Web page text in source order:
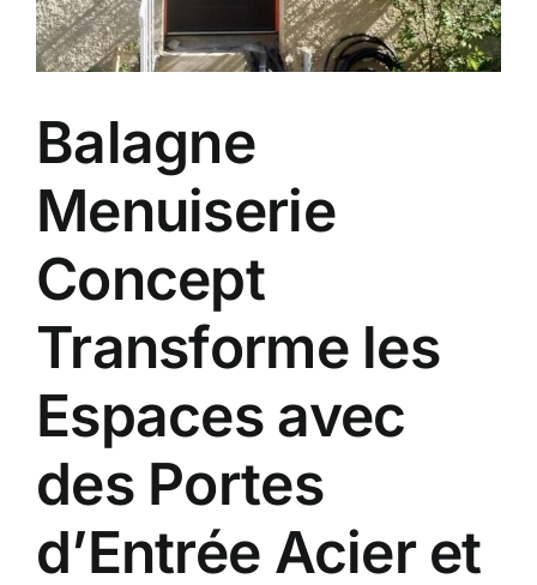
Balagne
Menuiserie
Concept
Transforme les
Espaces avec
des Portes
d’Entrée Acier et